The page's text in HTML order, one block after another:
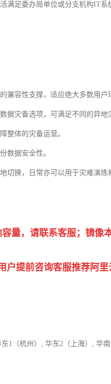
满足委办局单位或分支机构IT
兼容性支撑，适应绝大多数用户
据灾备选项，可满足不同的异地
整体的灾备运营。
数据安全性。
切换，日常亦可以用于灾难演练
量，请联系客服；镜像
提前咨询客服推荐阿里
1（杭州）, 华东2（上海）, 华南